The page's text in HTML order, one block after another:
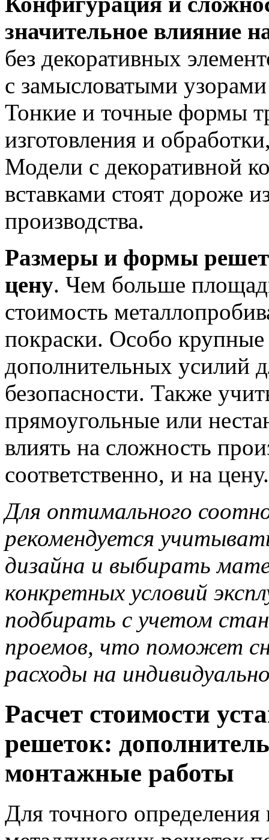
значительное влияние
без декоративных
с замысловатыми
Тонкие и точные формы
изготовления и
Модели с декоративной
вставками стоят дороже
производства.
Размеры и формы
цену. Чем больше
стоимость
покраски. Особо
дополнительных усилий
безопасности. Также
прямоугольные или
влиять на сложность
соответственно, и на цену.
Для оптимального
рекомендуется
дизайна и выбирать
конкретных условий
подбирать с учетом
проемов, что поможет
расходы на
Расчет стоимости
решеток:
монтажные работы
Для точного